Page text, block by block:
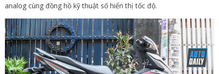
analog cùng đồng hồ kỹ thuật số hiển thị tốc độ.